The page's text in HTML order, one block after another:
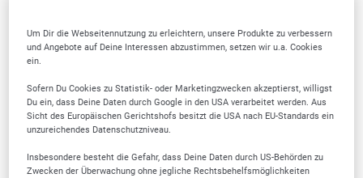
Lebensmittel &
Getränke
Zahnärztliche
Dienstleistungen
Um Dir die Webseitennutzung zu erleichtern, unsere Produkte zu verbessern
und Angebote auf Deine Interessen abzustimmen, setzen wir u.a. Cookies
ein.
Sofern Du Cookies zu Statistik- oder Marketingzwecken akzeptierst, willigst
Du ein, dass Deine Daten durch Google in den USA verarbeitet werden. Aus
Sicht des Europäischen Gerichtshofs besitzt die USA nach EU-Standards ein
unzureichendes Datenschutzniveau.
Insbesondere besteht die Gefahr, dass Deine Daten durch US-Behörden zu
Zwecken der Überwachung ohne jegliche Rechtsbehelfsmöglichkeiten